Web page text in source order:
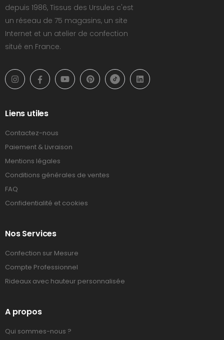
depuis 1986, Tissus des Ursules c'est
un réseau de 75 magasins, un site
Internet et un atelier de confection
situé en France.
Liens utiles
Contactez-nous
Paiement & Livraison
Mentions légales
Conditions générales de ventes
FAQ
Confidentialité et cookies
Nos Services
Confection sur Mesure
Compte Professionnel
Rideaux avec hauteur personnalisée
A propos
Qui sommes-nous ?